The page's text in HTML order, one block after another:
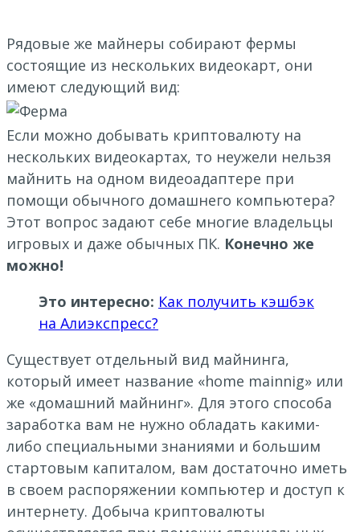
Рядовые же майнеры собирают фермы
состоящие из нескольких видеокарт, они
имеют следующий вид:
Если можно добывать криптовалюту на
нескольких видеокартах, то неужели нельзя
майнить на одном видеоадаптере при
помощи обычного домашнего компьютера?
Этот вопрос задают себе многие владельцы
игровых и даже обычных ПК. Конечно же
можно!
Это интересно: Как получить кэшбэк
на Алиэкспресс?
Существует отдельный вид майнинга,
который имеет название «home mainnig» или
же «домашний майнинг». Для этого способа
заработка вам не нужно обладать какими-
либо специальными знаниями и большим
стартовым капиталом, вам достаточно иметь
в своем распоряжении компьютер и доступ к
интернету. Добыча криптовалюты